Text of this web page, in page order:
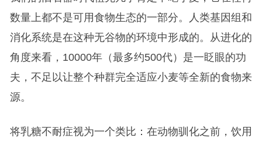
数量上都不是可用食物生态的一部分。人类基因组和
消化系统是在这种无谷物的环境中形成的。从进化的
角度来看，10000年（最多约500代）是一眨眼的功
夫，不足以让整个种群完全适应小麦等全新的食物来
源。
将乳糖不耐症视为一个类比：在动物驯化之前，饮用